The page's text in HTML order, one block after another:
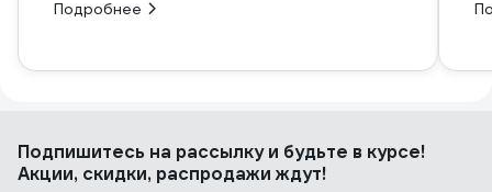
Подробнее
Подпишитесь на рассылкуи будьте в курсе!
Акции, скидки, распродажи ждут!